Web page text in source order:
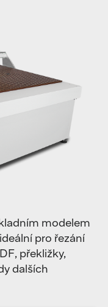
modelem
pro řezání
překližky,
dalších